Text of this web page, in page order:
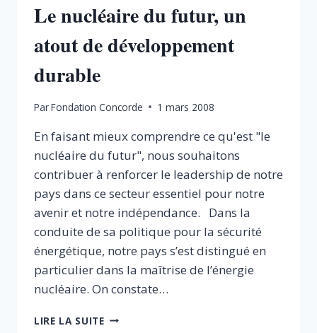
Le nucléaire du futur, un
atout de développement
durable
ParFondation Concorde 1 mars 2008
En faisant mieux comprendre ce qu'est "le
nucléaire du futur", nous souhaitons
contribuer à renforcer le leadership de notre
pays dans ce secteur essentiel pour notre
avenir et notre indépendance. Dans la
conduite de sa politique pour la sécurité
énergétique, notre pays s’est distingué en
particulier dans la maîtrise de l’énergie
nucléaire. On constate…
LIRE LA SUITELE